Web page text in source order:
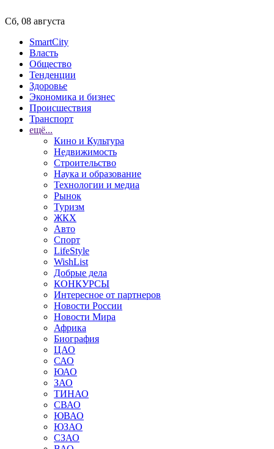
Сб, 08 августа
SmartCity
Власть
Общество
Тенденции
Здоровье
Экономика и бизнес
Происшествия
Транспорт
ещё...
Кино и Культура
Недвижимость
Строительство
Наука и образование
Технологии и медиа
Рынок
Туризм
ЖКХ
Авто
Спорт
LifeStyle
WishList
Добрые дела
КОНКУРСЫ
Интересное от партнеров
Новости России
Новости Мира
Африка
Биография
ЦАО
САО
ЮАО
ЗАО
ТИНАО
СВАО
ЮВАО
ЮЗАО
СЗАО